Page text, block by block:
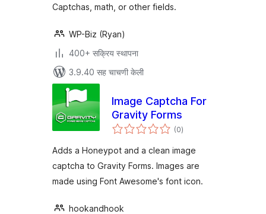
Captchas, math, or other fields.
WP-Biz (Ryan)
400+ सक्रिय स्थापना
3.9.40 सह चाचणी केली
Image Captcha For
Gravity Forms
(0एकूण
मूल्यांकन
)
Adds a Honeypot and a clean image
captcha to Gravity Forms. Images are
made using Font Awesome's font icon.
hookandhook